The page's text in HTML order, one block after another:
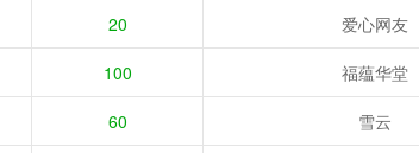
20 爱心网友
100 福蕴华堂
60 雪云